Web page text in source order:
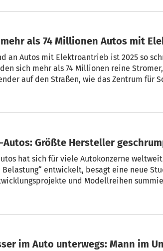
als 74 Millionen Autos mit
an Autos mit Elektroantrieb ist 2025 so
sich mehr als 74 Millionen reine
auf den Straßen, wie das Zentrum für
Größte Hersteller
hat sich für viele Autokonzerne
entwickelt, besagt eine neue
und Modellreihen
demnach um 59 Prozent.
im Auto unterwegs: Mann im